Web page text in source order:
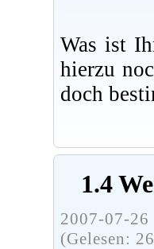
Was ist
hierzu
doch
1.4
2007-07-
(Gelesen: